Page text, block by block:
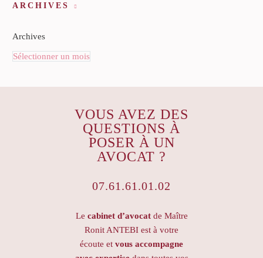
ARCHIVES
Archives
Sélectionner un mois
VOUS AVEZ DES
QUESTIONS À
POSER À UN
AVOCAT ?
07.61.61.01.02
Le cabinet d’avocatde Maître
Ronit ANTEBI est à votre
écoute et vous accompagne